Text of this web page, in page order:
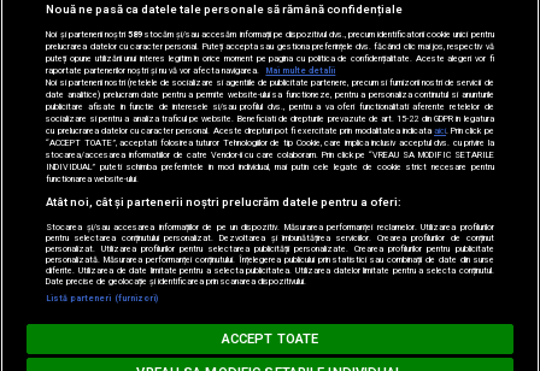
drepturile rezervate.
Loading... MUSIC NON STOP
BOMFUNK MC'S - Freestyler
Nouă ne pasă ca datele tale personale să rămână confidențiale
Noi și partenerii noștri589stocăm și/sau accesăm informații pe dispozitivul dvs., precum identificatorii cookie unici pentru
prelucrarea datelor cu caracter personal. Puteți accepta sau gestiona preferințele dvs. făcând clic mai jos, respectiv vă
puteți opune utilizării unui interes legitim în orice moment pe pagina cu politica de confidențialitate. Aceste alegeri vor fi
raportate partenerilor noștri și nu vă vor afecta navigarea.
Mai multe detalii
Noi si partenerii nostri (retelele de socializare si agentiile de publicitate partenere, precum si furnizorii nostri de servicii de
date analitice) prelucram date pentru a permite website-ului sa functioneze, pentru a personaliza continutul si anunturile
publicitare afisate in functie de interesele si/sau profilul dvs., pentru a va oferi functionalitati aferente retelelor de
socializare si pentru a analiza traficul pe website. Beneficiati de drepturile prevazute de art. 15-22 din GDPR in legatura
cu prelucrarea datelor cu caracter personal. Aceste drepturi pot fi exercitate prin modalitatea indicataaici . Prin click pe
“ACCEPT TOATE”, acceptati folosirea tuturor Tehnologiilor de tip Cookie, care implica inclusiv acceptul dvs. cu privire la
stocarea/accesarea informatiilor de catre Vendor-ii cu care colaboram. Prin click pe “VREAU SA MODIFIC SETARILE
INDIVIDUAL” puteti schimba preferintele in mod individual, mai putin cele legate de cookie strict necesare pentru
functionarea website-ului.
Atât noi, cât și partenerii noștri prelucrăm datele pentru a oferi:
Stocarea și/sau accesarea informațiilor de pe un dispozitiv. Măsurarea performanței reclamelor. Utilizarea profilurilor
pentru selectarea conținutului personalizat. Dezvoltarea și îmbunătățirea serviciilor. Crearea profilurilor de conținut
personalizat. Utilizarea profilurilor pentru selectarea publicității personalizate. Crearea profilurilor pentru publicitate
personalizată. Măsurarea performanței conținutului. Înțelegerea publicului prin statistici sau combinații de date din surse
diferite. Utilizarea de date limitate pentru a selecta publicitatea. Utilizarea datelor limitate pentru a selecta conținutul.
Date precise de geolocație și identificarea prin scanarea dispozitivului.
Listă parteneri (furnizori)
ACCEPT TOATE